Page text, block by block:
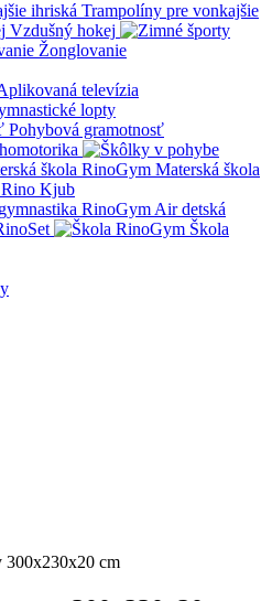
Trampolíny pre vonkajšie
Vzdušný hokej
Žonglovanie
televízia
lopty
Pohybová gramotnosť
Materská škola
Rino Kjub
RinoGym Air detská
Škola
300x230x20 cm